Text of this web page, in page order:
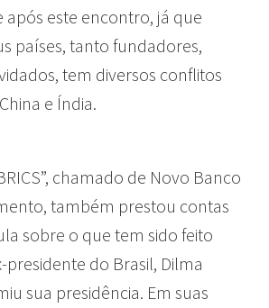
este encontro, já que
países, tanto fundadores,
tem diversos conflitos
e Índia.
chamado de Novo Banco
também prestou contas
sobre o que tem sido feito
presidente do Brasil, Dilma
sua presidência. Em suas